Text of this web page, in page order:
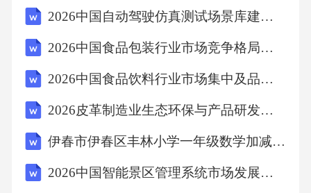
前从来没有过这样的心脏。我有了生命，有了
力量，有了精神。脉搏跳动起来了，球茎发了
看到了它，我扶持着它，在它的美貌中我忘却
了自己。为别人忘掉自己是幸福的！它没有感
谢我，没有想到我——它受人美慕和称赞。我
非常高兴，它必定也一样高兴。有一天，我听
说它该换个好一些的花盆，有人拦腰打我，我
2026中国自动驾驶仿真测试场景库建设与合规性评估标准演进
2026中国食品包装行业市场竞争格局及产品创新路径研究报告
2026中国食品饮料行业市场集中及品牌营销策略研究报告
2026皮革制造业生态环保与产品研发方向
伊春市伊春区丰林小学一年级数学加减法练习题
2026中国智能景区管理系统市场发展现状竞争分析投资潜力报告